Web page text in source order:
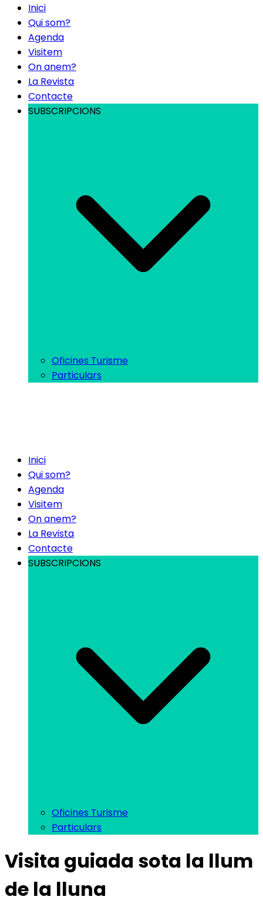
Inici
Qui som?
Agenda
Visitem
On anem?
La Revista
Contacte
SUBSCRIPCIONS
Oficines Turisme
Particulars
Inici
Qui som?
Agenda
Visitem
On anem?
La Revista
Contacte
SUBSCRIPCIONS
Oficines Turisme
Particulars
Visita guiada sota la llum
de la lluna